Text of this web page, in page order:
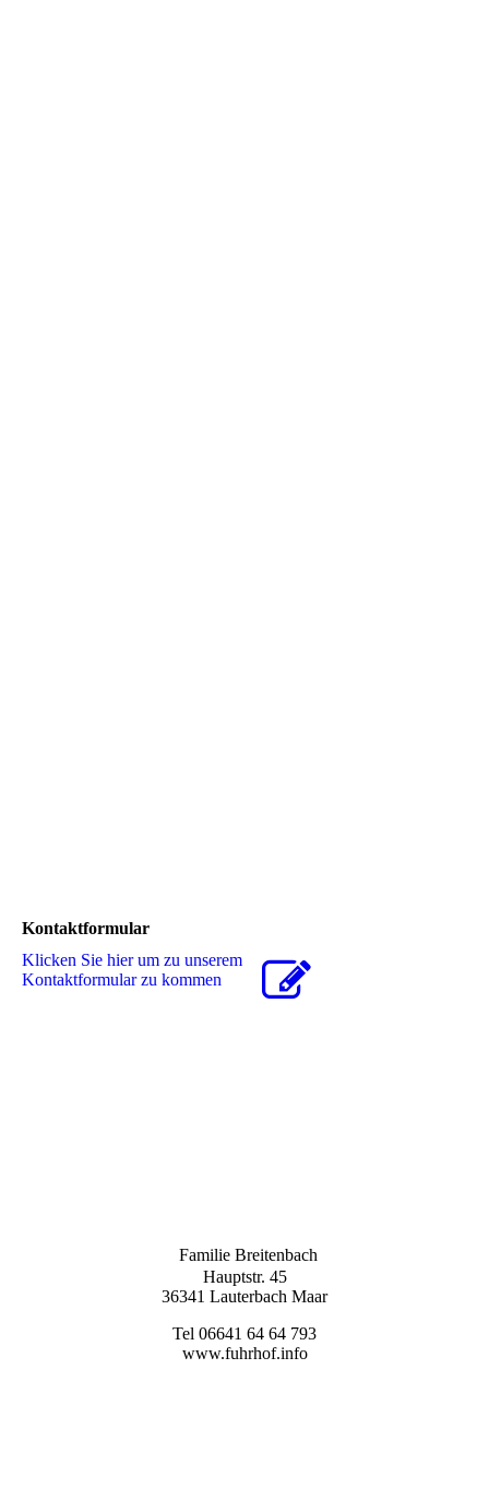
Kontaktformular
Klicken Sie hier um zu unserem
Kon­takt­for­mu­lar zu kommen
Familie Breitenbach
Hauptstr. 45
36341 Lauterbach Maar
Tel 06641 64 64 793
www.fuhrhof.info